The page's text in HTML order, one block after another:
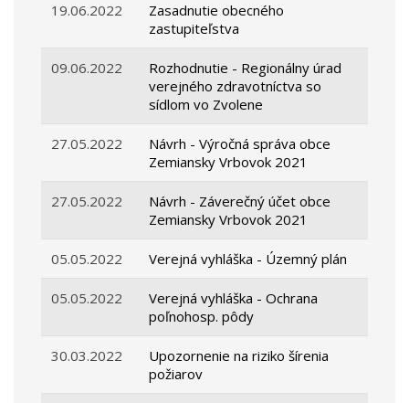
19.06.2022
Zasadnutie obecného
zastupiteľstva
09.06.2022
Rozhodnutie - Regionálny úrad
verejného zdravotníctva so
sídlom vo Zvolene
27.05.2022
Návrh - Výročná správa obce
Zemiansky Vrbovok 2021
27.05.2022
Návrh - Záverečný účet obce
Zemiansky Vrbovok 2021
05.05.2022 Verejná vyhláška - Územný plán
05.05.2022
Verejná vyhláška - Ochrana
poľnohosp. pôdy
30.03.2022
Upozornenie na riziko šírenia
požiarov